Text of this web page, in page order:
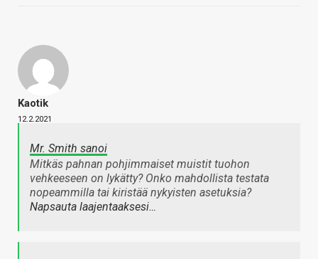
Kaotik
12.2.2021
Mr. Smith sanoi
Mitkäs pahnan pohjimmaiset muistit tuohon
vehkeeseen on lykätty? Onko mahdollista testata
nopeammilla tai kiristää nykyisten asetuksia?
Napsauta laajentaaksesi…